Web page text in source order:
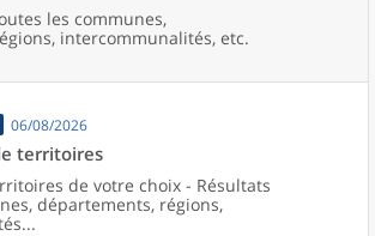
les communes,
intercommunalités, etc.
06/08/2026
territoires
de votre choix - Résultats
départements, régions,